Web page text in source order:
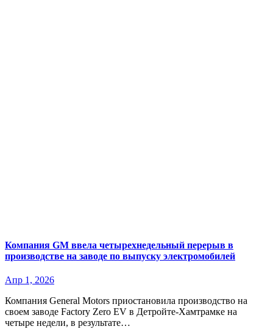
Компания GM ввела четырехнедельный перерыв в
производстве на заводе по выпуску электромобилей
Апр 1, 2026
Компания General Motors приостановила производство на
своем заводе Factory Zero EV в Детройте-Хамтрамке на
четыре недели, в результате…